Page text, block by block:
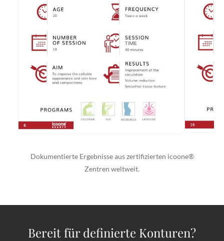
Dokumentierte Ergebnisse aus zertifizierten icoone®
Zentren weltweit.
Bereit für definierte Konturen?